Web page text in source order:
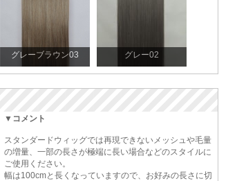
グレーブラウン03 グレー02
▼コメント
スタンダードウィッグでは再現できないメッシュや毛量
の増量、一部の長さが極端に長い場合などのスタイルに
ご使用ください。
幅は100cmと長くなっていますので、お好みの長さに切